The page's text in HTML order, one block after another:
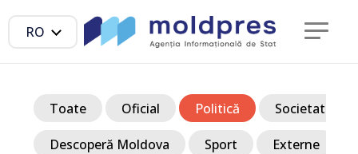
RO
Toate Oficial Politică Societate
Descoperă Moldova Sport Externe